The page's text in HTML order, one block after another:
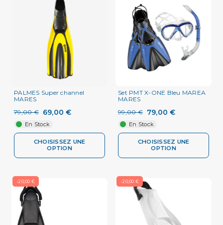
PALMES Super channel
MARES
79,00 €
69,00 €
En Stock
CHOISISSEZ UNE
OPTION
Set PMT X-ONE Bleu MAREA
MARES
99,00 €
79,00 €
En Stock
CHOISISSEZ UNE
OPTION
-20,00 € -20,00 €